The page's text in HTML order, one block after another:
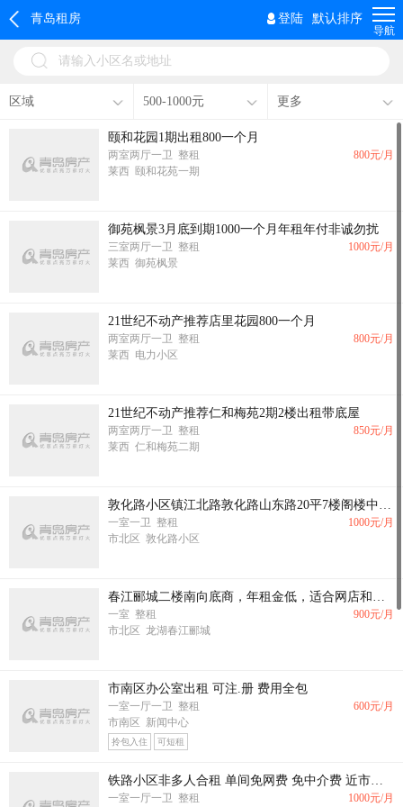
青岛租房 登陆 默认排序
导航
请输入小区名或地址
区域 500-1000元 更多
颐和花园1期出租800一个月
两室两厅一卫 整租
莱西 颐和花苑一期
800元/月
御苑枫景3月底到期1000一个月年租年付非诚勿扰
三室两厅一卫 整租
莱西 御苑枫景
1000元/月
21世纪不动产推荐店里花园800一个月
两室两厅一卫 整租
莱西 电力小区
800元/月
21世纪不动产推荐仁和梅苑2期2楼出租带底屋
两室两厅一卫 整租
莱西 仁和梅苑二期
850元/月
敦化路小区镇江北路敦化路山东路20平7楼阁楼中装南向1500园带家具家电有卫生间
一室一卫 整租
市北区 敦化路小区
1000元/月
春江郦城二楼南向底商，年租金低，适合网店和仓库
一室 整租
市北区 龙湖春江郦城
900元/月
市南区办公室出租 可注.册 费用全包
一室一厅一卫 整租
市南区 新闻中心
拎包入住 可短租
600元/月
铁路小区非多人合租 单间免网费 免中介费 近市北万达CBD锦绣华城二轻新村 随时看房 地铁口 好相处
一室一厅一卫 整租 1000元/月